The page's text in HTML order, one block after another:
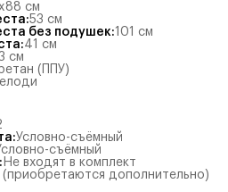
см
:53 см
без подушек:101
см
:41
см
см
(ППУ)
:Условно-съёмный
съёмный
: Не входят в комплект
(приобретаются дополнительно)